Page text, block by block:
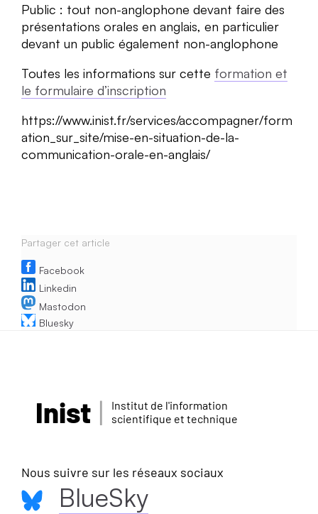
Public : tout non-anglophone devant faire des
présentations orales en anglais, en particulier
devant un public également non-anglophone
Toutes les informations sur cette formation et
le formulaire d’inscription
https://www.inist.fr/services/accompagner/form
ation_sur_site/mise-en-situation-de-la-
communication-orale-en-anglais/
Partager cet article
Facebook
Linkedin
Mastodon
Bluesky
Inist
Institut de l'information
scientifique et technique
Nous suivre sur les réseaux sociaux
BlueSky